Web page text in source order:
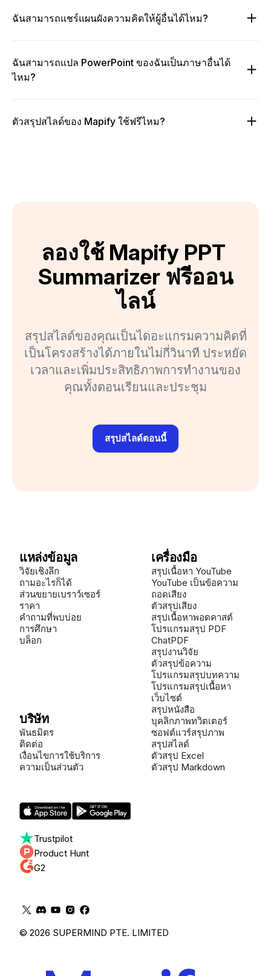
ฉันสามารถแชร์แผนผังความคิดให้ผู้อื่นได้ไหม?
ฉันสามารถแปล PowerPoint ของฉันเป็นภาษาอื่นได้
ไหม?
ตัวสรุปสไลด์ของ Mapify ใช้ฟรีไหม?
ลองใช้ Mapify PPT
Summarizer ฟรีออน
ไลน์
สรุปสไลด์ของคุณเป็นไดอะแกรมความคิดที่
เป็นโครงสร้างได้ภายในไม่กี่วินาที ประหยัด
เวลาและเพิ่มประสิทธิภาพการทำงานของ
คุณทั้งตอนเรียนและประชุม
สรุปสไลด์ตอนนี้
Trustpilot
Product Hunt
G2
© 2026 SUPERMIND PTE. LIMITED
แหล่งข้อมูล
วิจัยเชิงลึก
ถามอะไรก็ได้
ส่วนขยายเบราว์เซอร์
ราคา
คำถามที่พบบ่อย
การศึกษา
บล็อก
บริษัท
พันธมิตร
ติดต่อ
เงื่อนไขการใช้บริการ
ความเป็นส่วนตัว
เครื่องมือ
สรุปเนื้อหา YouTube
YouTube เป็นข้อความ
ถอดเสียง
ตัวสรุปเสียง
สรุปเนื้อหาพอดคาสต์
โปรแกรมสรุป PDF
ChatPDF
สรุปงานวิจัย
ตัวสรุปข้อความ
โปรแกรมสรุปบทความ
โปรแกรมสรุปเนื้อหา
เว็บไซต์
สรุปหนังสือ
บุคลิกภาพทวิตเตอร์
ซอฟต์แวร์สรุปภาพ
สรุปสไลด์
ตัวสรุป Excel
ตัวสรุป Markdown